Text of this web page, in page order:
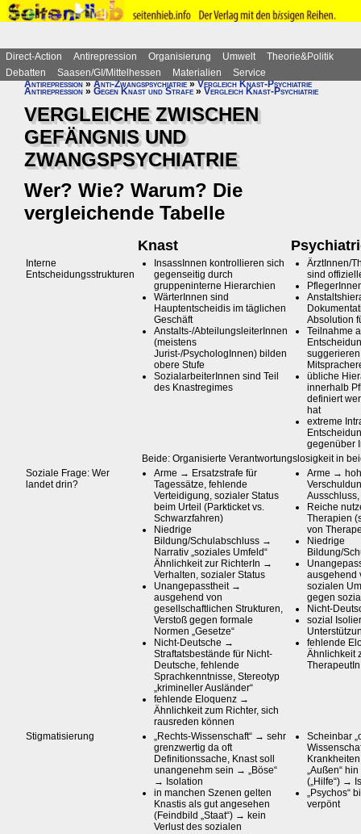
Direct-Action Antirepression Organisierung Umwelt
Theorie&Politik
Debatten
Saasen/GI/Mittelhessen Materialien
Service
Antirepression»Anti-Zwangspsychiatrie»Vergleich Knast-Psychiatrie
Antirepression » Gegen Knast und Strafe » Vergleich Knast-Psychiatrie
VERGLEICHE ZWISCHEN
GEFÄNGNIS UND
ZWANGSPSYCHIATRIE
Wer? Wie? Warum? Die
vergleichende Tabelle
Knast
Interne
Entscheidungsstrukturen
InsassInnen kontrollieren sich
gegenseitig durch
gruppeninterne Hierarchien
WärterInnen sind
Hauptentscheidis im täglichen
Geschäft
Anstalts-/AbteilungsleiterInnen
(meistens
Jurist-/PsychologInnen) bilden
obere Stufe
SozialarbeiterInnen sind Teil
des Knastregimes
ÄrztInnen/
sind
Absolution
Teilnahme
übliche
innerhalb
definiert
hat
extreme
gegenüber
Beide: Organisierte Verantwortungslosigkeit in
Soziale Frage: Wer
landet drin?
Arme → Ersatzstrafe für
Tagessätze, fehlende
Verteidigung, sozialer Status
beim Urteil (Parkticket vs.
Schwarzfahren)
Niedrige
Bildung/Schulabschluss →
Narrativ „soziales Umfeld“
Ähnlichkeit zur RichterIn →
Verhalten, sozialer Status
Unangepasstheit →
ausgehend von
gesellschaftlichen Strukturen,
Verstoß gegen formale
Normen „Gesetze“
Nicht-Deutsche →
Straftatsbestände für Nicht-
Deutsche, fehlende
Sprachkenntnisse, Stereotyp
„krimineller Ausländer“
fehlende Eloquenz →
Ähnlichkeit zum Richter, sich
rausreden können
Arme →
Reiche
Therapien
von
Niedrige
Bildung/
ausgehend
sozialen
gegen
Nicht-
sozial
fehlende
Ähnlichkeit
TherapeutIn
Stigmatisierung
„Rechts-Wissenschaft“ → sehr
grenzwertig da oft
Definitionssache, Knast soll
unangenehm sein → „Böse“
→ Isolation
in manchen Szenen gelten
Knastis als gut angesehen
(Feindbild „Staat“) → kein
Verlust des sozialen
Scheinbar
„Außen“
(„Hilfe“) →
„Psychos“
verpönt